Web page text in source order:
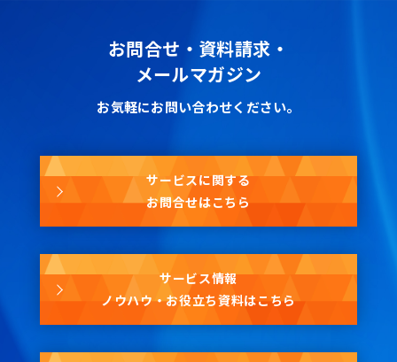
お問合せ・資料請求・
メールマガジン
お気軽にお問い合わせください。
サービスに関する
お問合せはこちら
サービス情報
ノウハウ・お役立ち資料はこちら